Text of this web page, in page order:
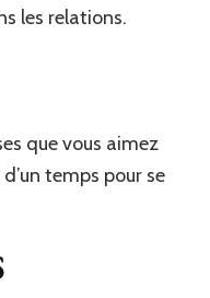
les relations.
que vous aimez
temps pour se